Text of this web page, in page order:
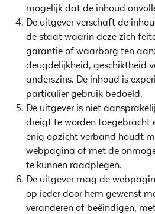
mogelijk dat de inhoud
De uitgever verschaft de
de staat waarin deze zich
garantie of waarborg ten
deugdelijkheid, geschiktheid
anderszins. De inhoud is
particulier gebruik bedoeld.
De uitgever is niet
dreigt te worden toegebracht
enig opzicht verband houdt
webpagina of met de
te kunnen raadplegen.
De uitgever mag de
op ieder door hem gewenst
veranderen of beëindigen,